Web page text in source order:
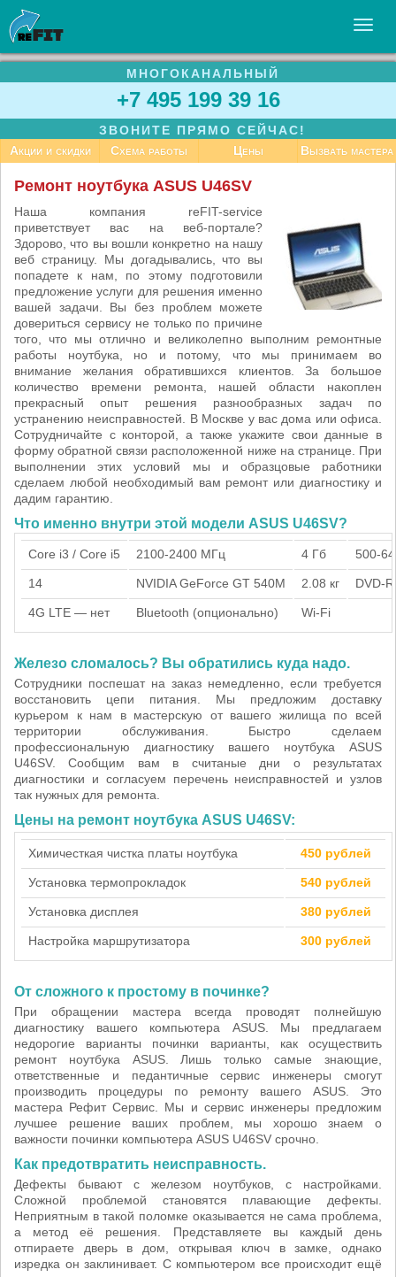
УСЛУГИ
БИЗНЕСУ
СТАТЬИ
КОНТАКТЫ
МНОГОКАНАЛЬНЫЙ
+7 495 199 39 16
ЗВОНИТЕ ПРЯМО СЕЙЧАС!
Акции и скидки
Схема работы Цены Вызвать мастера
Ремонт ноутбука ASUS U46SV
Наша компания reFIT-service
приветствует вас на веб-портале?
Здорово, что вы вошли конкретно на нашу
веб страницу. Мы догадывались, что вы
попадете к нам, по этому подготовили
предложение услуги для решения именно
вашей задачи. Вы без проблем можете
довериться сервису не только по причине
того, что мы отлично и великолепно выполним ремонтные
работы ноутбука, но и потому, что мы принимаем во
внимание желания обратившихся клиентов. За большое
количество времени ремонта, нашей области накоплен
прекрасный опыт решения разнообразных задач по
устранению неисправностей. В Москве у вас дома или офиса.
Сотрудничайте с конторой, а также укажите свои данные в
форму обратной связи расположенной ниже на странице. При
выполнении этих условий мы и образцовые работники
сделаем любой необходимый вам ремонт или диагностику и
дадим гарантию.
Что именно внутри этой модели ASUS U46SV?
Core i3 / Core i5 2100-2400 МГц 4 Гб 500-
14 NVIDIA GeForce GT 540M 2.08 кг DVD-
4G LTE — нет Bluetooth (опционально) Wi-Fi
Железо сломалось? Вы обратились куда надо.
Сотрудники поспешат на заказ немедленно, если требуется
восстановить цепи питания. Мы предложим доставку
курьером к нам в мастерскую от вашего жилища по всей
территории обслуживания. Быстро сделаем
профессиональную диагностику вашего ноутбука ASUS
U46SV. Сообщим вам в считаные дни о результатах
диагностики и согласуем перечень неисправностей и узлов
так нужных для ремонта.
Цены на ремонт ноутбука ASUS U46SV:
Химичесткая чистка платы ноутбука 450 рублей
Установка термопрокладок 540 рублей
Установка дисплея 380 рублей
Настройка маршрутизатора 300 рублей
От сложного к простому в починке?
При обращении мастера всегда проводят полнейшую
диагностику вашего компьютера ASUS. Мы предлагаем
недорогие варианты починки варианты, как осуществить
ремонт ноутбука ASUS. Лишь только самые знающие,
ответственные и педантичные сервис инженеры смогут
производить процедуры по ремонту вашего ASUS. Это
мастера Рефит Сервис. Мы и сервис инженеры предложим
лучшее решение ваших проблем, мы хорошо знаем о
важности починки компьютера ASUS U46SV срочно.
Как предотвратить неисправность.
Дефекты бывают с железом ноутбуков, с настройками.
Сложной проблемой становятся плавающие дефекты.
Неприятным в такой поломке оказывается не сама проблема,
а метод её решения. Представляете вы каждый день
отпираете дверь в дом, открывая ключ в замке, однако
изредка он заклинивает. С компьютером все происходит ещё